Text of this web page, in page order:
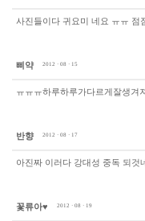
사진들이다 귀요미 네요 ㅠㅠ 점
삐약 2012 · 08 · 15
ㅠㅠㅠ하루하루가다르게잘생겨
반향 2012 · 08 · 17
아진짜 이러다 강대성 중독 되것
꽃류아♥ 2012 · 08 · 19